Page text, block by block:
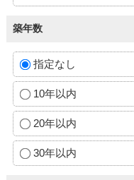
築年数
指定なし
10年以内
20年以内
30年以内